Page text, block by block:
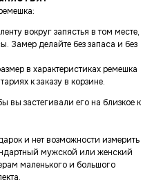
вокруг запястья в том месте,
Замер делайте без запаса и без
в характеристиках ремешка
к заказу в корзине.
вы застегивали его на близкое к
и нет возможности измерить
мужской или женский
маленького и большого